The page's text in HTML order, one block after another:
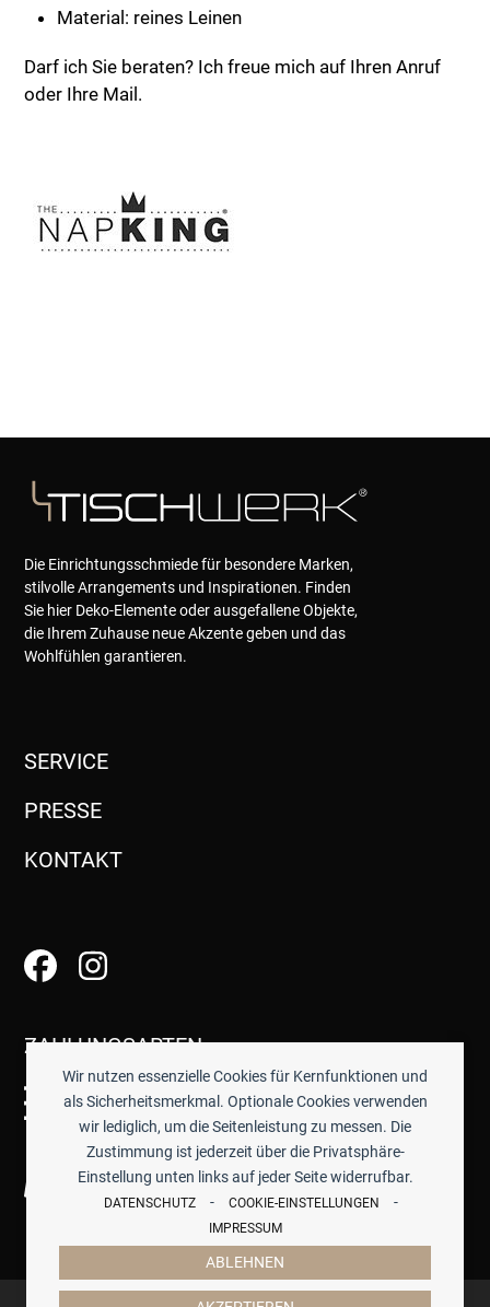
Wir nutzen essenzielle Cookies für Kernfunktionen und
als Sicherheitsmerkmal. Optionale Cookies verwenden
wir lediglich, um die Seitenleistung zu messen. Die
Zustimmung ist jederzeit über die Privatsphäre-
Einstellung unten links auf jeder Seite widerrufbar.
DATENSCHUTZ - COOKIE-EINSTELLUNGEN -
IMPRESSUM
ABLEHNEN
Material: reines Leinen
Darf ich Sie beraten? Ich freue mich auf Ihren Anruf
oder Ihre Mail.
Die Einrichtungsschmiede für besondere Marken,
stilvolle Arrangements und Inspirationen. Finden
Sie hier Deko-Elemente oder ausgefallene Objekte,
die Ihrem Zuhause neue Akzente geben und das
Wohlfühlen garantieren.
SERVICE
PRESSE
KONTAKT
ZAHLUNGSARTEN
© 2026 -TISCHWERK- ALLE PREISE INKL. GESETZTL.